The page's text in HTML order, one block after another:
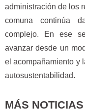
administración de los
comuna continúa
complejo. En ese
avanzar desde un
el acompañamiento y
autosustentabilidad.
MÁS NOTICIAS